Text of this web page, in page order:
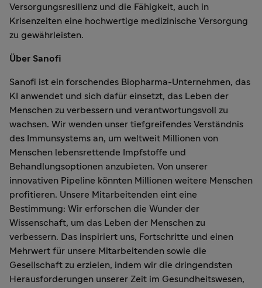
Versorgungsresilienz und die Fähigkeit, auch in
Krisenzeiten eine hochwertige medizinische Versorgung
zu gewährleisten.
Über Sanofi
Sanofi ist ein forschendes Biopharma-Unternehmen, das
KI anwendet und sich dafür einsetzt, das Leben der
Menschen zu verbessern und verantwortungsvoll zu
wachsen. Wir wenden unser tiefgreifendes Verständnis
des Immunsystems an, um weltweit Millionen von
Menschen lebensrettende Impfstoffe und
Behandlungsoptionen anzubieten. Von unserer
innovativen Pipeline könnten Millionen weitere Menschen
profitieren. Unsere Mitarbeitenden eint eine
Bestimmung: Wir erforschen die Wunder der
Wissenschaft, um das Leben der Menschen zu
verbessern. Das inspiriert uns, Fortschritte und einen
Mehrwert für unsere Mitarbeitenden sowie die
Gesellschaft zu erzielen, indem wir die dringendsten
Herausforderungen unserer Zeit im Gesundheitswesen,